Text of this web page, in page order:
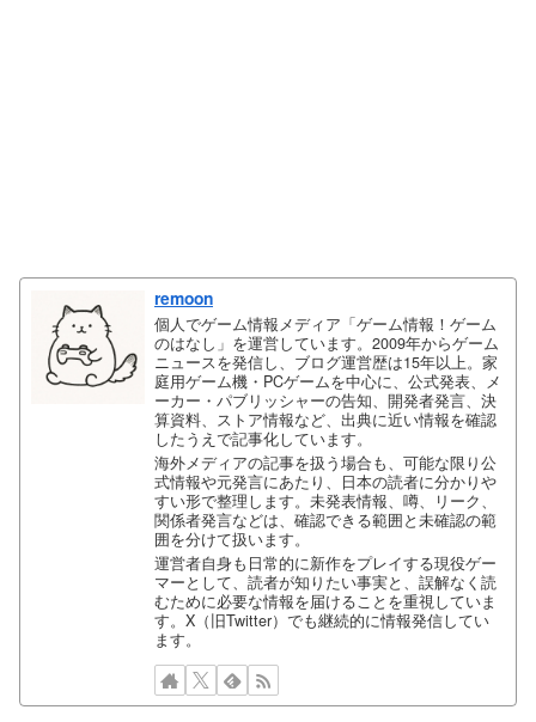
remoon
個人でゲーム情報メディア「ゲーム情報！ゲーム
のはなし」を運営しています。2009年からゲーム
ニュースを発信し、ブログ運営歴は15年以上。家
庭用ゲーム機・PCゲームを中心に、公式発表、メ
ーカー・パブリッシャーの告知、開発者発言、決
算資料、ストア情報など、出典に近い情報を確認
したうえで記事化しています。
海外メディアの記事を扱う場合も、可能な限り公
式情報や元発言にあたり、日本の読者に分かりや
すい形で整理します。未発表情報、噂、リーク、
関係者発言などは、確認できる範囲と未確認の範
囲を分けて扱います。
運営者自身も日常的に新作をプレイする現役ゲー
マーとして、読者が知りたい事実と、誤解なく読
むために必要な情報を届けることを重視していま
す。X（旧Twitter）でも継続的に情報発信してい
ます。